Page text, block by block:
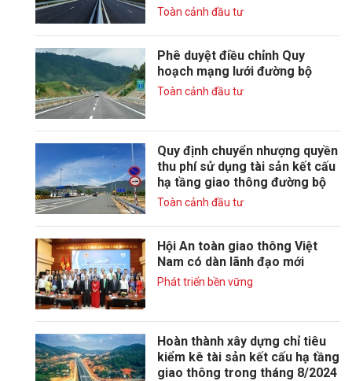
Toàn cảnh đầu tư
Phê duyệt điều chỉnh Quy
hoạch mạng lưới đường bộ
Toàn cảnh đầu tư
Quy định chuyển nhượng quyền
thu phí sử dụng tài sản kết cấu
hạ tầng giao thông đường bộ
Toàn cảnh đầu tư
Hội An toàn giao thông Việt
Nam có dàn lãnh đạo mới
Phát triển bền vững
Hoàn thành xây dựng chỉ tiêu
kiểm kê tài sản kết cấu hạ tầng
giao thông trong tháng 8/2024